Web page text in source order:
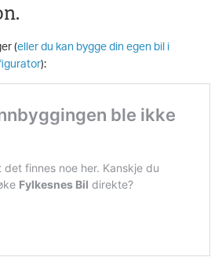
(eller du kan bygge din egen bil i
):